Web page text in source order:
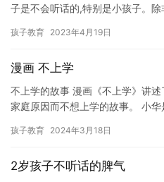
子是不会听话的,特别是小孩子。
孩子教育 2023年4月19日
漫画 不上学
不上学的故事 漫画《不上学》讲
家庭原因而不想上学的故事。 小
里…
孩子教育 2024年3月18日
2岁孩子不听话的脾气